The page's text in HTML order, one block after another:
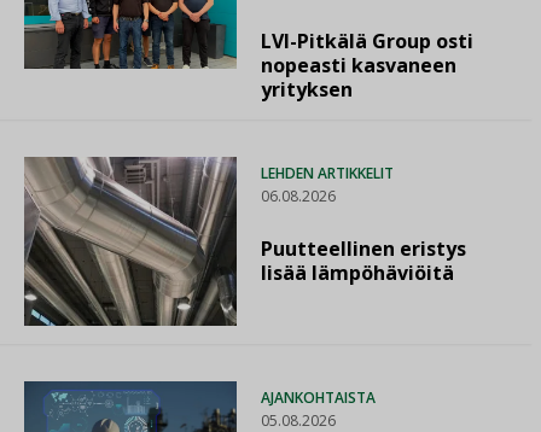
LVI-Pitkälä Group osti
nopeasti kasvaneen
yrityksen
LEHDEN ARTIKKELIT
06.08.2026
Puutteellinen eristys
lisää lämpöhäviöitä
AJANKOHTAISTA
05.08.2026